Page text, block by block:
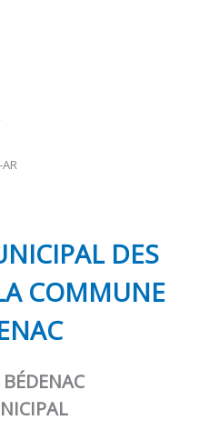
DES
COMMUNE